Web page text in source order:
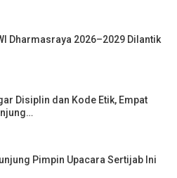
Dharmasraya 2026–2029 Dilantik
Disiplin dan Kode Etik, Empat
Pimpin Upacara Sertijab Ini